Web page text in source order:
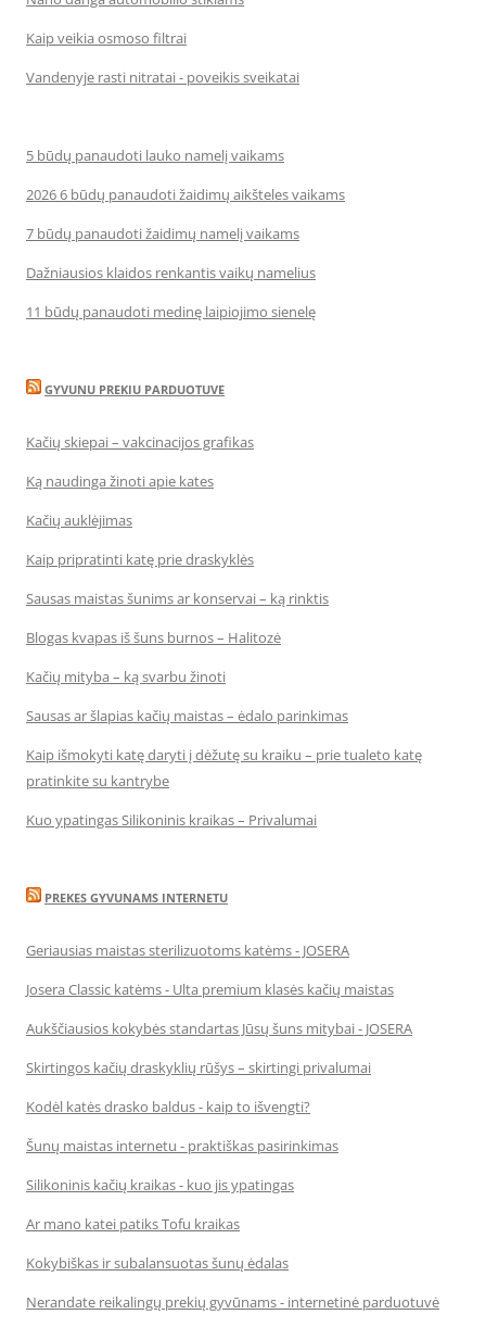
Kaip veikia osmoso filtrai
Vandenyje rasti nitratai - poveikis sveikatai
5 būdų panaudoti lauko namelį vaikams
2026 6 būdų panaudoti žaidimų aikšteles vaikams
7 būdų panaudoti žaidimų namelį vaikams
Dažniausios klaidos renkantis vaikų namelius
11 būdų panaudoti medinę laipiojimo sienelę
GYVUNU PREKIU PARDUOTUVE
Kačių skiepai – vakcinacijos grafikas
Ką naudinga žinoti apie kates
Kačių auklėjimas
Kaip pripratinti katę prie draskyklės
Sausas maistas šunims ar konservai – ką rinktis
Blogas kvapas iš šuns burnos – Halitozė
Kačių mityba – ką svarbu žinoti
Sausas ar šlapias kačių maistas – ėdalo parinkimas
Kaip išmokyti katę daryti į dėžutę su kraiku – prie tualeto katę
pratinkite su kantrybe
Kuo ypatingas Silikoninis kraikas – Privalumai
PREKES GYVUNAMS INTERNETU
Geriausias maistas sterilizuotoms katėms - JOSERA
Josera Classic katėms - Ulta premium klasės kačių maistas
Aukščiausios kokybės standartas Jūsų šuns mitybai - JOSERA
Skirtingos kačių draskyklių rūšys – skirtingi privalumai
Kodėl katės drasko baldus - kaip to išvengti?
Šunų maistas internetu - praktiškas pasirinkimas
Silikoninis kačių kraikas - kuo jis ypatingas
Ar mano katei patiks Tofu kraikas
Kokybiškas ir subalansuotas šunų ėdalas
Nerandate reikalingų prekių gyvūnams - internetinė parduotuvė